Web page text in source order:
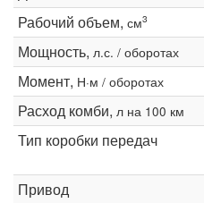
Рабочий объем, см3
Мощность, л.с. / оборотах
Момент, Н·м / оборотах
Расход комби, л на 100 км
Тип коробки передач
Привод